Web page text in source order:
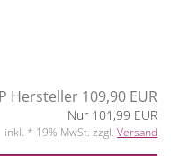
Hersteller 109,90 EUR
Nur 101,99 EUR
inkl. * 19% MwSt. zzgl. Versand